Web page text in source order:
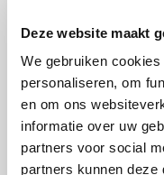
Deze website maakt
We gebruiken
personaliseren, om
en om ons
informatie over uw
partners voor social
partners kunnen deze